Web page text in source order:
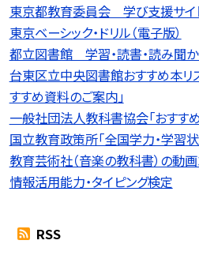
東京都教育委員会 学び支援サイ
東京ベーシック・ドリル（電子版）
都立図書館 学習・読書・読み聞
台東区立中央図書館おすすめ本リ
すすめ資料のご案内」
一般社団法人教科書協会「おすすめ
国立教育政策所「全国学力・学習
教育芸術社（音楽の教科書）の動
情報活用能力・タイピング検定
RSS